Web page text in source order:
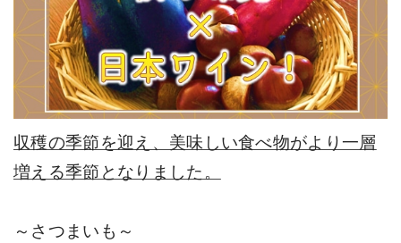
収穫の季節を迎え、美味しい食べ物がより一層
増える季節となりました。
～さつまいも～